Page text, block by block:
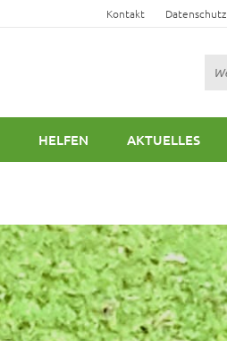
Kontakt Datenschutz
HELFEN AKTUELLES